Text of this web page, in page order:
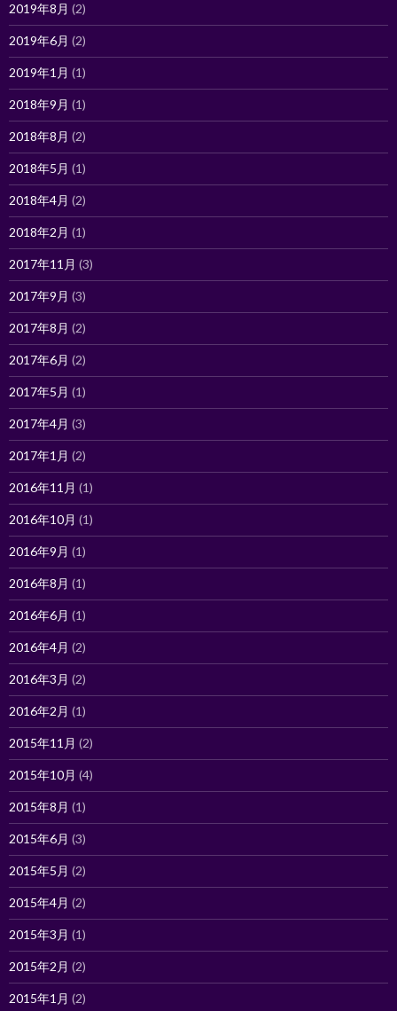
2019年8月 (2)
2019年6月 (2)
2019年1月 (1)
2018年9月 (1)
2018年8月 (2)
2018年5月 (1)
2018年4月 (2)
2018年2月 (1)
2017年11月 (3)
2017年9月 (3)
2017年8月 (2)
2017年6月 (2)
2017年5月 (1)
2017年4月 (3)
2017年1月 (2)
2016年11月 (1)
2016年10月 (1)
2016年9月 (1)
2016年8月 (1)
2016年6月 (1)
2016年4月 (2)
2016年3月 (2)
2016年2月 (1)
2015年11月 (2)
2015年10月 (4)
2015年8月 (1)
2015年6月 (3)
2015年5月 (2)
2015年4月 (2)
2015年3月 (1)
2015年2月 (2)
2015年1月 (2)